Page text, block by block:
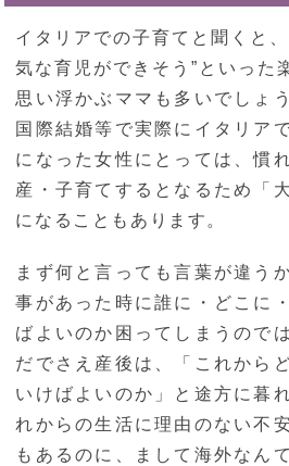
イタリアでの子育てと聞くと
気な育児ができそう”といった
思い浮かぶママも多いでしょ
国際結婚等で実際にイタリア
になった女性にとっては、慣
産・子育てするとなるため「
になることもあります。
まず何と言っても言葉が違う
事があった時に誰に・どこに
ばよいのか困ってしまうので
だでさえ産後は、「これから
いけばよいのか」と途方に暮
れからの生活に理由のない不
もあるのに、まして海外なん